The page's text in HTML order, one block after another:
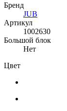
Бренд
JUB
Артикул
1002630
Большой блок
Нет
Цвет